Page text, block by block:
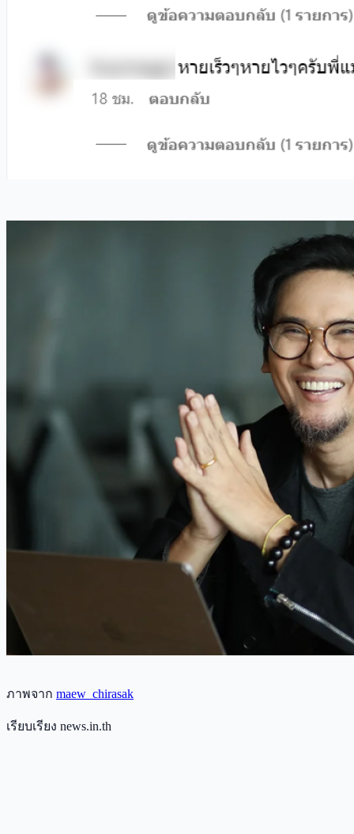
ภาพจาก maew_chirasak
เรียบเรียง news.in.th